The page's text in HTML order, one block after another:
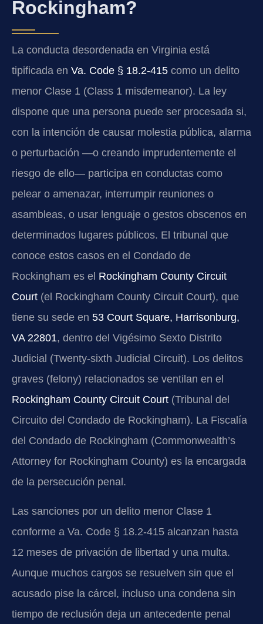
Rockingham?
La conducta desordenada en Virginia está
tipificada en Va. Code § 18.2-415 como un delito
menor Clase 1 (Class 1 misdemeanor). La ley
dispone que una persona puede ser procesada si,
con la intención de causar molestia pública, alarma
o perturbación —o creando imprudentemente el
riesgo de ello— participa en conductas como
pelear o amenazar, interrumpir reuniones o
asambleas, o usar lenguaje o gestos obscenos en
determinados lugares públicos. El tribunal que
conoce estos casos en el Condado de
Rockingham es el Rockingham County Circuit
Court (el Rockingham County Circuit Court), que
tiene su sede en 53 Court Square, Harrisonburg,
VA 22801, dentro del Vigésimo Sexto Distrito
Judicial (Twenty-sixth Judicial Circuit). Los delitos
graves (felony) relacionados se ventilan en el
Rockingham County Circuit Court (Tribunal del
Circuito del Condado de Rockingham). La Fiscalía
del Condado de Rockingham (Commonwealth’s
Attorney for Rockingham County) es la encargada
de la persecución penal.
Las sanciones por un delito menor Clase 1
conforme a Va. Code § 18.2-415 alcanzan hasta
12 meses de privación de libertad y una multa.
Aunque muchos cargos se resuelven sin que el
acusado pise la cárcel, incluso una condena sin
tiempo de reclusión deja un antecedente penal